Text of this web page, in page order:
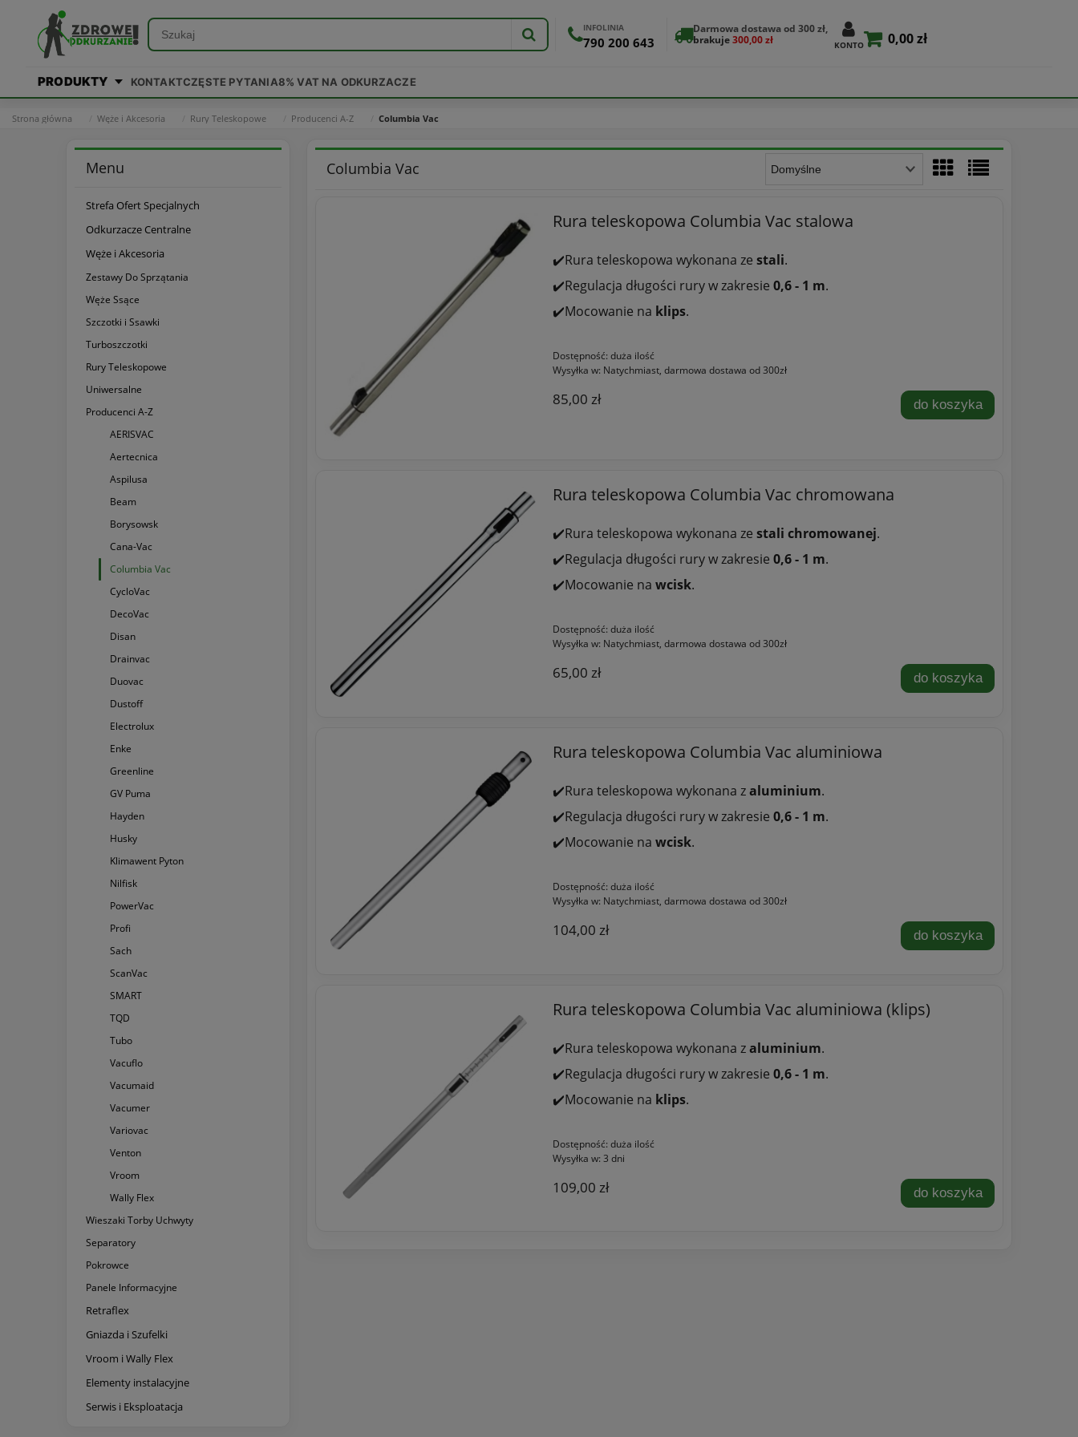
INFOLINIA
790 200 643
Darmowa dostawa od 300 zł,
brakuje300,00 zł KONTO 0,00 zł
PRODUKTY KONTAKTCZĘSTE PYTANIA8% VAT NA ODKURZACZE
Strona główna Węże i Akcesoria Rury Teleskopowe Producenci A-Z Columbia Vac
Menu
Strefa Ofert Specjalnych
Odkurzacze Centralne
Węże i Akcesoria
Zestawy Do Sprzątania
Węże Ssące
Szczotki i Ssawki
Turboszczotki
Rury Teleskopowe
Uniwersalne
Producenci A-Z
AERISVAC
Aertecnica
Aspilusa
Beam
Borysowsk
Cana-Vac
Columbia Vac
CycloVac
DecoVac
Disan
Drainvac
Duovac
Dustoff
Electrolux
Enke
Greenline
GV Puma
Hayden
Husky
Klimawent Pyton
Nilfisk
PowerVac
Profi
Sach
ScanVac
SMART
TQD
Tubo
Vacuflo
Vacumaid
Vacumer
Variovac
Venton
Vroom
Wally Flex
Wieszaki Torby Uchwyty
Separatory
Pokrowce
Panele Informacyjne
Retraflex
Gniazda i Szufelki
Vroom i Wally Flex
Elementy instalacyjne
Serwis i Eksploatacja
Columbia Vac
Rura teleskopowa Columbia Vac stalowa
✔️Rura teleskopowa wykonana ze stali.
✔️Regulacja długości rury w zakresie 0,6 - 1 m.
✔️Mocowanie na klips.
Dostępność: duża ilość
Wysyłka w: Natychmiast, darmowa dostawa od 300zł
85,00 zł do koszyka
Rura teleskopowa Columbia Vac chromowana
✔️Rura teleskopowa wykonana ze stali chromowanej.
✔️Regulacja długości rury w zakresie 0,6 - 1 m.
✔️Mocowanie na wcisk.
Dostępność: duża ilość
Wysyłka w: Natychmiast, darmowa dostawa od 300zł
65,00 zł do koszyka
Rura teleskopowa Columbia Vac aluminiowa
✔️Rura teleskopowa wykonana zaluminium.
✔️Regulacja długości rury w zakresie 0,6 - 1 m.
✔️Mocowanie na wcisk.
Dostępność: duża ilość
Wysyłka w: Natychmiast, darmowa dostawa od 300zł
104,00 zł do koszyka
Rura teleskopowa Columbia Vac aluminiowa (klips)
✔️Rura teleskopowa wykonana zaluminium.
✔️Regulacja długości rury w zakresie 0,6 - 1 m.
✔️Mocowanie na klips.
Dostępność: duża ilość
Wysyłka w: 3 dni
109,00 zł do koszyka